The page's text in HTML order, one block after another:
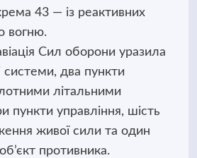
43 — із реактивних
вогню.
Сил оборони уразила
системи, два пункти
літальними
пункти управління, шість
живої сили та один
противника.